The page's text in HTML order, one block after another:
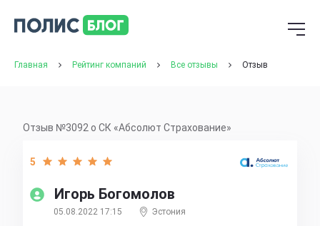
Главная Рейтинг компаний Все отзывы Отзыв
Отзыв №3092 о СК «Абсолют Страхование»
Игорь Богомолов
5
05.08.2022 17:15 Эстония